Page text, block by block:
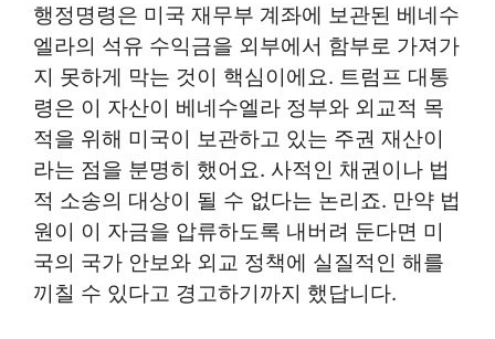
행정명령은 미국 재무부 계좌에 보관된 베네수
엘라의 석유 수익금을 외부에서 함부로 가져가
지 못하게 막는 것이 핵심이에요. 트럼프 대통
령은 이 자산이 베네수엘라 정부와 외교적 목
적을 위해 미국이 보관하고 있는 주권 재산이
라는 점을 분명히 했어요. 사적인 채권이나 법
적 소송의 대상이 될 수 없다는 논리죠. 만약 법
원이 이 자금을 압류하도록 내버려 둔다면 미
국의 국가 안보와 외교 정책에 실질적인 해를
끼칠 수 있다고 경고하기까지 했답니다.